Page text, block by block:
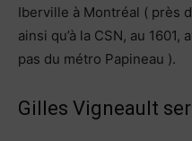
Iberville à Montréal ( près
ainsi qu’à la CSN, au
pas du métro Papineau ).
Gilles Vigneault